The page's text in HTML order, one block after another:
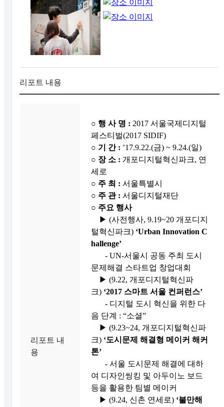
리포트 내용
리포트 내
용
○ 행 사 명 : 2017 서울국제디지털
페스티벌(2017 SIDIF)
○ 기 간 : ’17.9.22.(금) ~ 9.24.(일)
○ 장 소 : 개포디지털혁신파크, 연
세로
○ 주 최 : 서울특별시
○ 주 관 : 서울디지털재단
○ 주요 행사
▶ (사전행사, 9.19~20 개포디지
털혁신파크) ‘Urban Innovation C
hallenge’
- UN-서울시 공동 주최 도시
문제해결 스타트업 창업대회
▶ (9.22, 개포디지털혁신파
크) ‘2017 스마트 서울 컨퍼런스’
- 디지털 도시 혁신을 위한 다
음 단계 : “소셜”
▶ (9.23~24, 개포디지털혁신파
크) ‘도시문제 해결형 메이커 해커
톤’
- 서울 도시문제 해결에 대하
여 디자인씽킹 및 아두이노 보드
등을 활용한 팀별 메이커
▶ (9.24, 신촌 연세로) ‘불만해